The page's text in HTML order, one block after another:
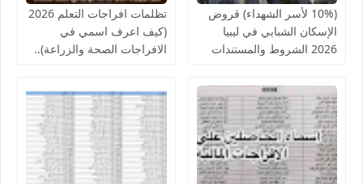
(10% لأسر الشهداء) قروض
الإسكان الشبابي في ليبيا
2026 الشروط والمستندات
والتعديلات الجديدة
تظلمات افراجات التعلم 2026
(كيف اعرف اسمي في
الافراجات الصحة والزراعة)..
الصحة ومراقبات التعليم